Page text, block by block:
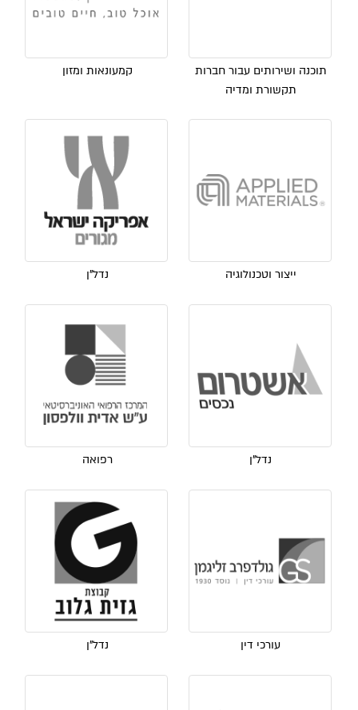
תוכנה ושירותים עבור חברות
תקשורת ומדיה
קמעונאות ומזון
ייצור וטכנולוגיה נדל"ן
נדל"ן רפואה
עורכי דין נדל"ן